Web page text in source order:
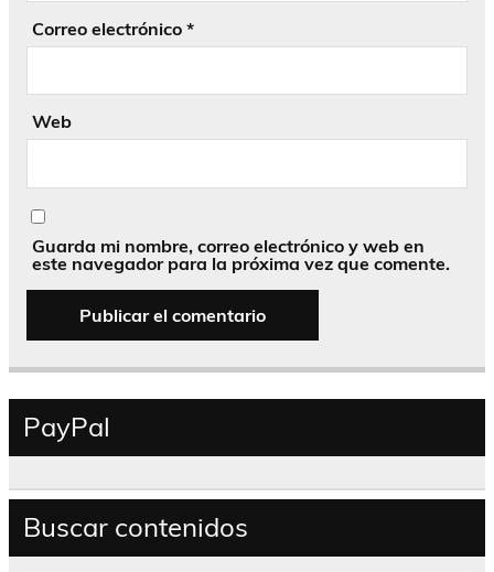
Correo electrónico *
Web
Guarda mi nombre, correo electrónico y web en
este navegador para la próxima vez que comente.
PayPal
Buscar contenidos